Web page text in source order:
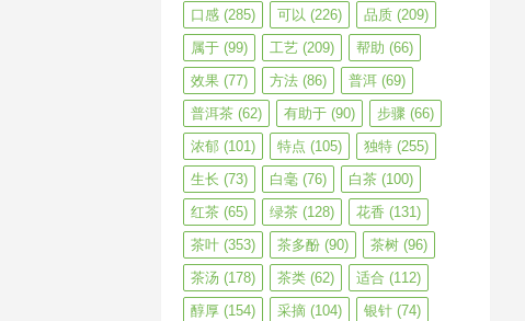
口感 (285) 可以 (226) 品质 (209)
属于 (99) 工艺 (209) 帮助 (66)
效果 (77) 方法 (86) 普洱 (69)
普洱茶 (62) 有助于 (90) 步骤 (66)
浓郁 (101) 特点 (105) 独特 (255)
生长 (73) 白毫 (76) 白茶 (100)
红茶 (65) 绿茶 (128) 花香 (131)
茶叶 (353) 茶多酚 (90) 茶树 (96)
茶汤 (178) 茶类 (62) 适合 (112)
醇厚 (154) 采摘 (104) 银针 (74)